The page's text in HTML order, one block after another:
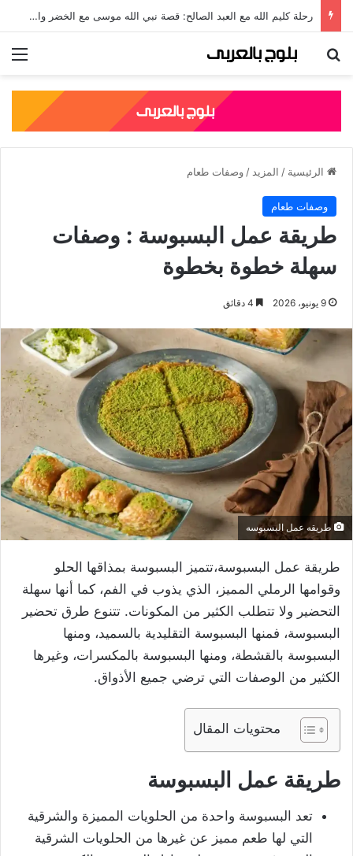
جلال الدين الرومي: قصته، نسبه، وأشهر مؤلفاته الصوفية
بحث عن
الرئيسية / المزيد / وصفات طعام
وصفات طعام
طريقة عمل البسبوسة : وصفات
سهلة خطوة بخطوة
9 يونيو، 2026
طريقه عمل البسبوسه
طريقة عمل البسبوسة،تتميز البسبوسة بمذاقها الحلو
وقوامها الرملي المميز، الذي يذوب في الفم، كما أنها سهلة
التحضير ولا تتطلب الكثير من المكونات. تتنوع طرق تحضير
البسبوسة، فمنها البسبوسة التقليدية بالسميد، ومنها
البسبوسة بالقشطة، ومنها البسبوسة بالمكسرات، وغيرها
الكثير من الوصفات التي ترضي جميع الأذواق.
محتويات المقال
طريقة عمل البسبوسة
تعد البسبوسة واحدة من الحلويات المميزة والشرقية
التي لها طعم مميز عن غيرها من الحلويات الشرقية